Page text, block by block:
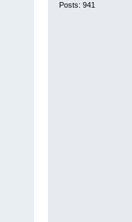
Posts: 941